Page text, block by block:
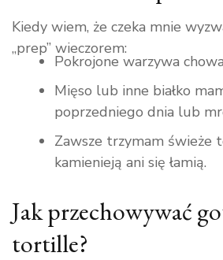
Kiedy wiem, że czeka mnie
„prep” wieczorem:
Pokrojone warzywa
Mięso lub inne białko
poprzedniego dnia lub
Zawsze trzymam świeże
kamienieją ani się łamią.
Jak przechowywać
tortille?